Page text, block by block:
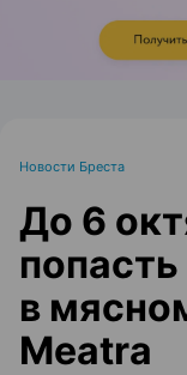
Новости Бреста
До 6
в
Meatra